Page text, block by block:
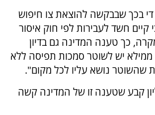
בכך שבבקשה להוצאת צו חיפוש
קיים חשד לעבירות לפי חוק איסור
כך טענה המדינה גם בדיון
ממילא יש לשוטר סמכות תפיסה ללא
שהשוטר נושא עליו לכל מקום".
קבע שטענה זו של המדינה קשה